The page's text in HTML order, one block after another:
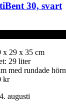
30, svart
x 29 x 35 cm
29 liter
med rundade hörn
kr
augusti